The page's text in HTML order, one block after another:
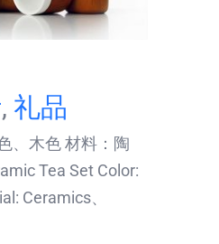
, 礼品
、木色 材料：陶
Tea Set Color:
Ceramics、